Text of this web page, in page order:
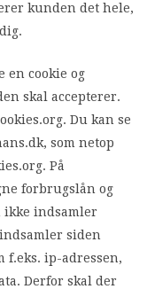
kunden det hele,
en cookie og
skal accepterer.
Du kan se
som netop
På
forbrugslån og
ikke indsamler
siden
f.eks. ip-adressen,
Derfor skal der